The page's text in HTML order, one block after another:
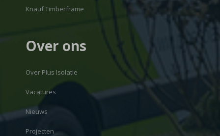
Knauf Timberframe
Over ons
Over Plus Isolatie
Vacatures
Nieuws
Projecten